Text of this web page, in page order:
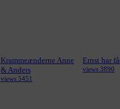
Krammeænderne Anne
& Anders
views 5451
Ernst har
views 3890